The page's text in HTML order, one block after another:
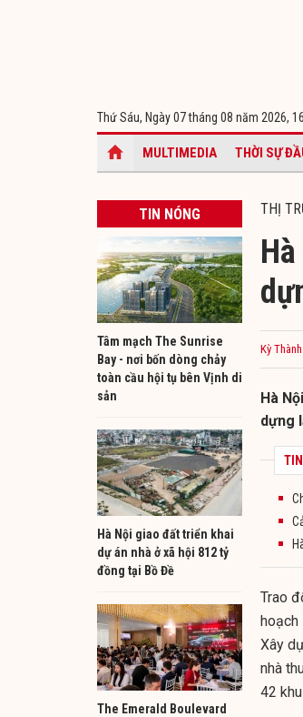
Thứ Sáu, Ngày 07 tháng 08 năm 2026,
MULTIMEDIA THỜI SỰ
TIN NÓNG
Tâm mạch The Sunrise
Bay - nơi bốn dòng chảy
toàn cầu hội tụ bên Vịnh di
sản
Hà Nội giao đất triển khai
dự án nhà ở xã hội 812 tỷ
đồng tại Bồ Đề
The Emerald Boulevard
THỊ
Kỳ Thành
Hà
dựng
Trao
hoạch
Xây
nhà
42